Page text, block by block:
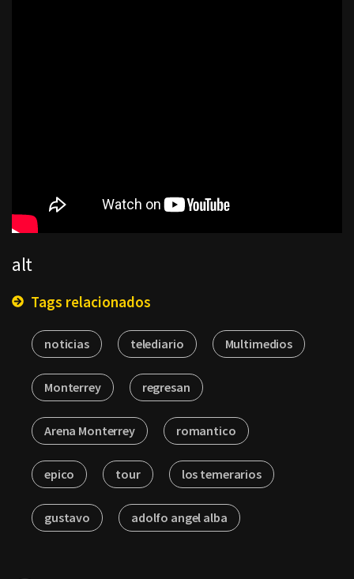
alt
Tags relacionados
noticias telediario Multimedios
Monterrey regresan
Arena Monterrey romantico
epico tour los temerarios
gustavo adolfo angel alba